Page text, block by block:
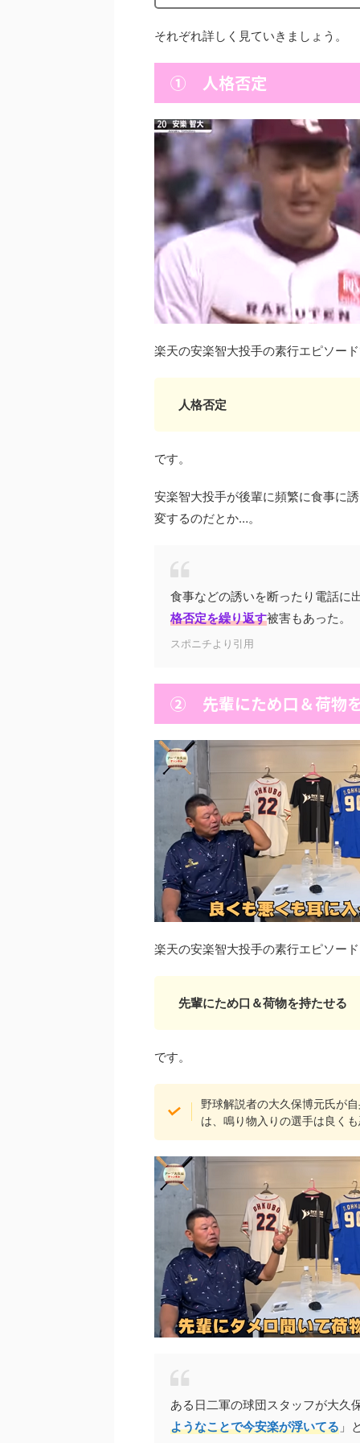
それぞれ詳しく見ていきましょう。
① 人格否定
楽天の安楽智大投手の素行エピソー
人格否定
です。
安楽智大投手が後輩に頻繁に食事に
変するのだとか…。
食事などの誘いを断ったり電話に
格否定を繰り返す被害もあった。
スポニチより引用
② 先輩にため口＆荷物
楽天の安楽智大投手の素行エピソー
先輩にため口＆荷物を持たせる
です。
野球解説者の大久保博元氏が
は、鳴り物入りの選手は良く
ある日二軍の球団スタッフが大久
ようなことで今安楽が浮いてる 」